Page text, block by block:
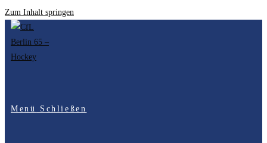
Zum Inhalt springen
Menü Schließen